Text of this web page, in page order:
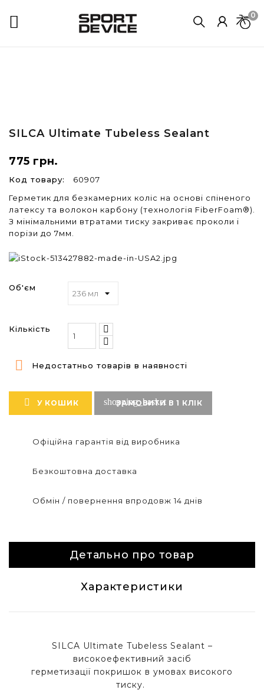
 0
SILCA Ultimate Tubeless Sealant
775 грн.
Код товару:
60907
Герметик для безкамерних коліс на основі спіненого
латексу та волокон карбону (технологія FiberFoam®).
З мінімальними втратами тиску закриває проколи і
порізи до 7мм.
Об'єм
Кількість
 Недостатньо товарів в наявності
 У КОШИК shopping_basket
ЗАМОВИТИ В 1 КЛІК
Офіційна гарантія від виробника
Безкоштовна доставка
Обмін / повернення впродовж 14 днів
Детально про товар
Характеристики
SILCA Ultimate Tubeless Sealant –
високоефективний засіб
герметизації покришок в умовах високого
тиску.